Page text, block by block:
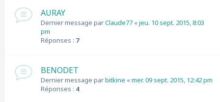
AURAY
Dernier message parClaude77 «jeu. 10 sept. 2015, 8:03
pm
Réponses : 7
BENODET
Dernier message parbitkine «mer. 09 sept. 2015, 12:42 pm
Réponses : 4